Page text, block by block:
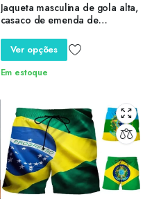
Jaqueta masculina de gola alta,
casaco de emenda de
oblíquos, casaco bonito para
exterior, drop shipping, venda
quente, outono
Ver opções
Em estoque